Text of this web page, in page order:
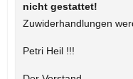
nicht gestattet!
Zuwiderhandlungen
Petri Heil !!!